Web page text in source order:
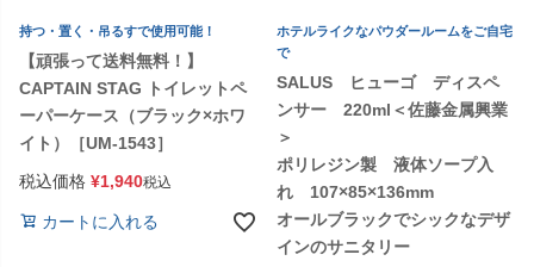
持つ・置く・吊るすで使用可能！
【頑張って送料無料！】
CAPTAIN STAG トイレットペ
ーパーケース（ブラック×ホワ
イト）［UM-1543］
税込価格 ¥1,940税込
カートに入れる
ホテルライクなパウダールームをご自宅
で
SALUS ヒューゴ ディスペ
ンサー 220ml＜佐藤金属興業
＞
ポリレジン製 液体ソープ入
れ 107×85×136mm
オールブラックでシックなデザ
インのサニタリー